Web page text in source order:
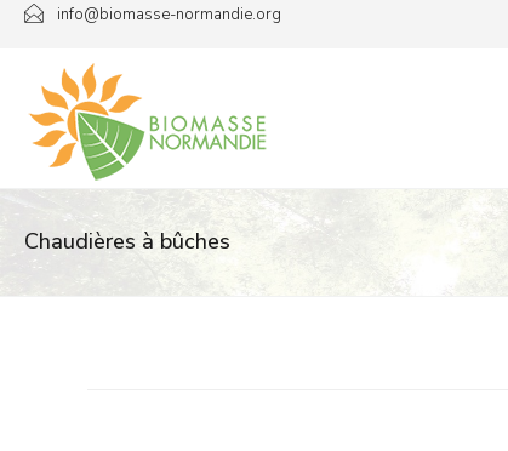
Passer
contenu
info@biomasse-normandie.org
Chaudières à bûches